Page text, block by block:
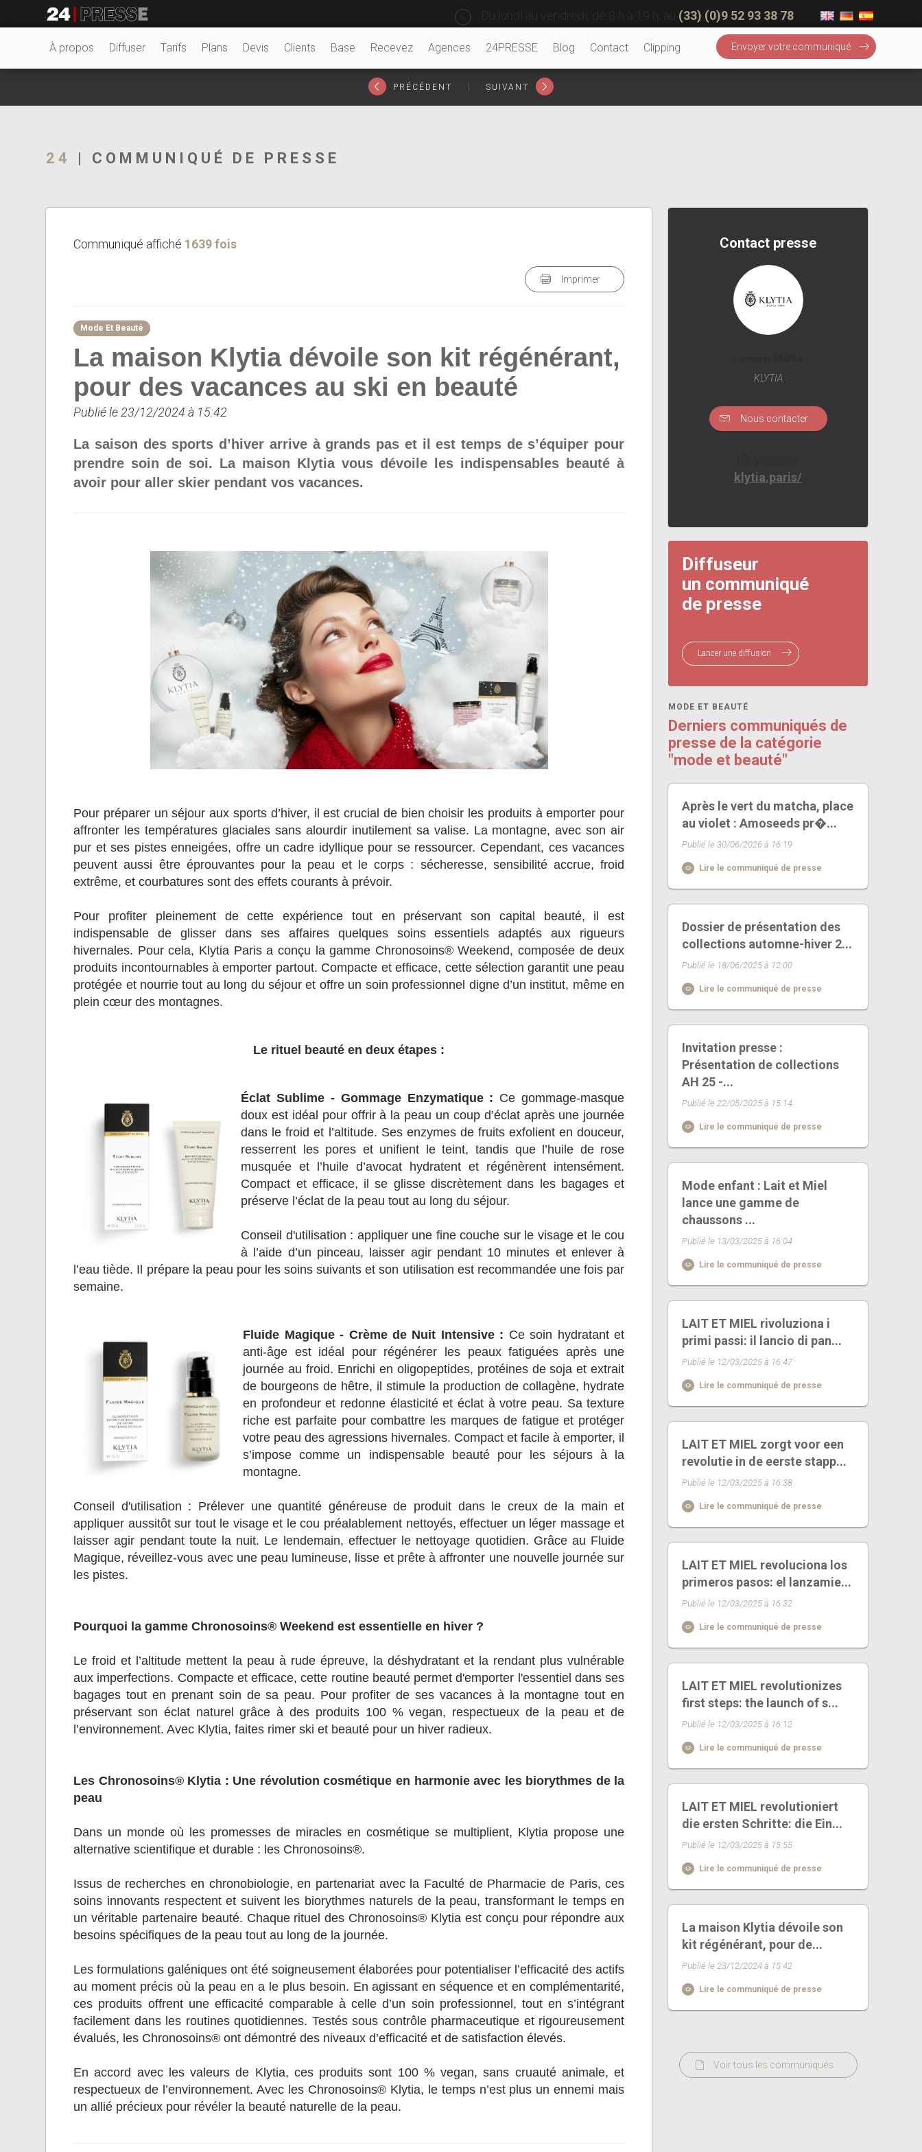
24Presse -
(33) (0)9 52 93 38 78
À propos Diffuser Tarifs Plans Devis Clients Base Recevez Agences 24PRESSE Blog Contact Clipping Envoyer votre communiqué
PRÉCÉDENT SUIVANT
24 | COMMUNIQUÉ DE PRESSE
Communiqué affiché 1639 fois
Imprimer
Mode Et Beauté
La maison Klytia dévoile son kit régénérant,
pour des vacances au ski en beauté
Publié le 23/12/2024 à 15:42
La saison des sports d’hiver arrive à grands pas et il est temps de s’équiper pour
prendre soin de soi. La maison Klytia vous dévoile les indispensables beauté à
avoir pour aller skier pendant vos vacances.
Pour préparer un séjour aux sports d’hiver, il est crucial de bien choisir les produits à emporter pour
affronter les températures glaciales sans alourdir inutilement sa valise. La montagne, avec son air
pur et ses pistes enneigées, offre un cadre idyllique pour se ressourcer. Cependant, ces vacances
peuvent aussi être éprouvantes pour la peau et le corps : sécheresse, sensibilité accrue, froid
extrême, et courbatures sont des effets courants à prévoir.
Pour profiter pleinement de cette expérience tout en préservant son capital beauté, il est
indispensable de glisser dans ses affaires quelques soins essentiels adaptés aux rigueurs
hivernales. Pour cela, Klytia Paris a conçu la gamme Chronosoins® Weekend, composée de deux
produits incontournables à emporter partout. Compacte et efficace, cette sélection garantit une peau
protégée et nourrie tout au long du séjour et offre un soin professionnel digne d’un institut, même en
plein cœur des montagnes.
Le rituel beauté en deux étapes :
Éclat Sublime - Gommage Enzymatique : Ce gommage-masque
doux est idéal pour offrir à la peau un coup d’éclat après une journée
dans le froid et l’altitude. Ses enzymes de fruits exfolient en douceur,
resserrent les pores et unifient le teint, tandis que l’huile de rose
musquée et l’huile d’avocat hydratent et régénèrent intensément.
Compact et efficace, il se glisse discrètement dans les bagages et
préserve l’éclat de la peau tout au long du séjour.
Conseil d'utilisation : appliquer une fine couche sur le visage et le cou
à l’aide d’un pinceau, laisser agir pendant 10 minutes et enlever à
l’eau tiède. Il prépare la peau pour les soins suivants et son utilisation est recommandée une fois par
semaine.
Fluide Magique - Crème de Nuit Intensive : Ce soin hydratant et
anti-âge est idéal pour régénérer les peaux fatiguées après une
journée au froid. Enrichi en oligopeptides, protéines de soja et extrait
de bourgeons de hêtre, il stimule la production de collagène, hydrate
en profondeur et redonne élasticité et éclat à votre peau. Sa texture
riche est parfaite pour combattre les marques de fatigue et protéger
votre peau des agressions hivernales. Compact et facile à emporter, il
s’impose comme un indispensable beauté pour les séjours à la
montagne.
Conseil d'utilisation : Prélever une quantité généreuse de produit dans le creux de la main et
appliquer aussitôt sur tout le visage et le cou préalablement nettoyés, effectuer un léger massage et
laisser agir pendant toute la nuit. Le lendemain, effectuer le nettoyage quotidien. Grâce au Fluide
Magique, réveillez-vous avec une peau lumineuse, lisse et prête à affronter une nouvelle journée sur
les pistes.
Pourquoi la gamme Chronosoins® Weekend est essentielle en hiver ?
Le froid et l’altitude mettent la peau à rude épreuve, la déshydratant et la rendant plus vulnérable
aux imperfections. Compacte et efficace, cette routine beauté permet d'emporter l'essentiel dans ses
bagages tout en prenant soin de sa peau. Pour profiter de ses vacances à la montagne tout en
préservant son éclat naturel grâce à des produits 100 % vegan, respectueux de la peau et de
l’environnement. Avec Klytia, faites rimer ski et beauté pour un hiver radieux.
Les Chronosoins® Klytia : Une révolution cosmétique en harmonie avec les biorythmes de la
peau
Dans un monde où les promesses de miracles en cosmétique se multiplient, Klytia propose une
alternative scientifique et durable : les Chronosoins®.
Issus de recherches en chronobiologie, en partenariat avec la Faculté de Pharmacie de Paris, ces
soins innovants respectent et suivent les biorythmes naturels de la peau, transformant le temps en
un véritable partenaire beauté. Chaque rituel des Chronosoins® Klytia est conçu pour répondre aux
besoins spécifiques de la peau tout au long de la journée.
Les formulations galéniques ont été soigneusement élaborées pour potentialiser l’efficacité des actifs
au moment précis où la peau en a le plus besoin. En agissant en séquence et en complémentarité,
ces produits offrent une efficacité comparable à celle d’un soin professionnel, tout en s’intégrant
facilement dans les routines quotidiennes. Testés sous contrôle pharmaceutique et rigoureusement
évalués, les Chronosoins® ont démontré des niveaux d’efficacité et de satisfaction élevés.
En accord avec les valeurs de Klytia, ces produits sont 100 % vegan, sans cruauté animale, et
respectueux de l’environnement. Avec les Chronosoins® Klytia, le temps n’est plus un ennemi mais
un allié précieux pour révéler la beauté naturelle de la peau.
Contact presse
KLYTIA
Nous contacter
klytia.paris/
Diffuseur
un communiqué
de presse
Lancer une diffusion
MODE ET BEAUTÉ
Derniers communiqués de
presse de la catégorie
"mode et beauté"
Après le vert du matcha, place
au violet : Amoseeds pr�...
Publié le 30/06/2026 à 16:19
Lire le communiqué de presse
Dossier de présentation des
collections automne-hiver 2...
Publié le 18/06/2025 à 12:00
Lire le communiqué de presse
Invitation presse :
Présentation de collections
AH 25 -...
Publié le 22/05/2025 à 15:14
Lire le communiqué de presse
Mode enfant : Lait et Miel
lance une gamme de
chaussons ...
Publié le 13/03/2025 à 16:04
Lire le communiqué de presse
LAIT ET MIEL rivoluziona i
primi passi: il lancio di pan...
Publié le 12/03/2025 à 16:47
Lire le communiqué de presse
LAIT ET MIEL zorgt voor een
revolutie in de eerste stapp...
Publié le 12/03/2025 à 16:38
Lire le communiqué de presse
LAIT ET MIEL revoluciona los
primeros pasos: el lanzamie...
Publié le 12/03/2025 à 16:32
Lire le communiqué de presse
LAIT ET MIEL revolutionizes
first steps: the launch of s...
Publié le 12/03/2025 à 16:12
Lire le communiqué de presse
LAIT ET MIEL revolutioniert
die ersten Schritte: die Ein...
Publié le 12/03/2025 à 15:55
Lire le communiqué de presse
La maison Klytia dévoile son
kit régénérant, pour de...
Publié le 23/12/2024 à 15:42
Lire le communiqué de presse
Voir tous les communiqués